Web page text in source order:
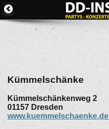
Kümmelschänke
Kümmelschänkenweg 2
01157 Dresden
www.kuemmelschaenke.de